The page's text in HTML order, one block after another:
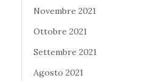
Novembre 2021
Ottobre 2021
Settembre 2021
Agosto 2021